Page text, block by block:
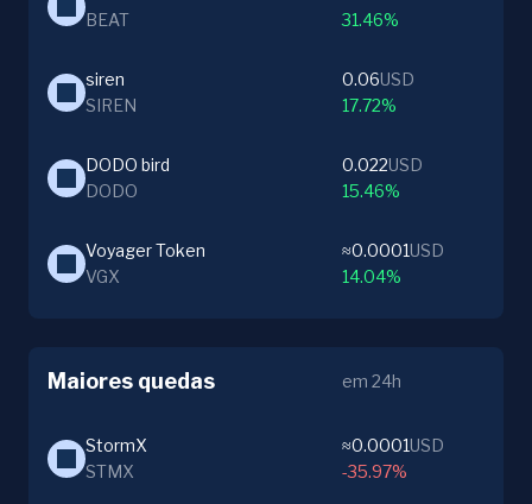
BEAT
31.46%
siren
SIREN
0.06USD
17.72%
DODO bird
DODO
0.022USD
15.46%
Voyager Token
VGX
≈0.0001USD
14.04%
Maiores quedas em 24h
StormX
STMX
≈0.0001USD
-35.97%